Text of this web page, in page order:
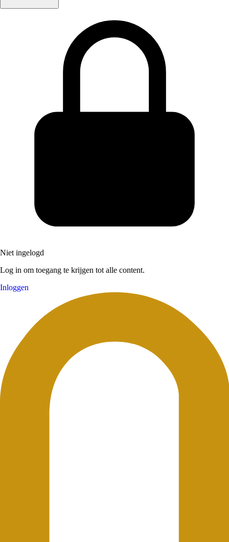
Niet ingelogd
Log in om toegang te krijgen tot alle content.
Inloggen